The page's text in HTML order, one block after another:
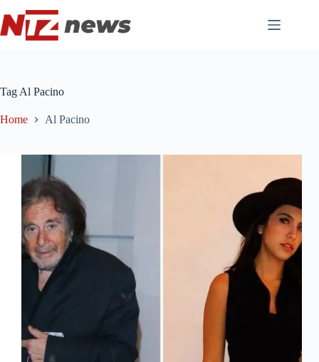
para
o
conteúdo
Tag Al Pacino
Home Al Pacino